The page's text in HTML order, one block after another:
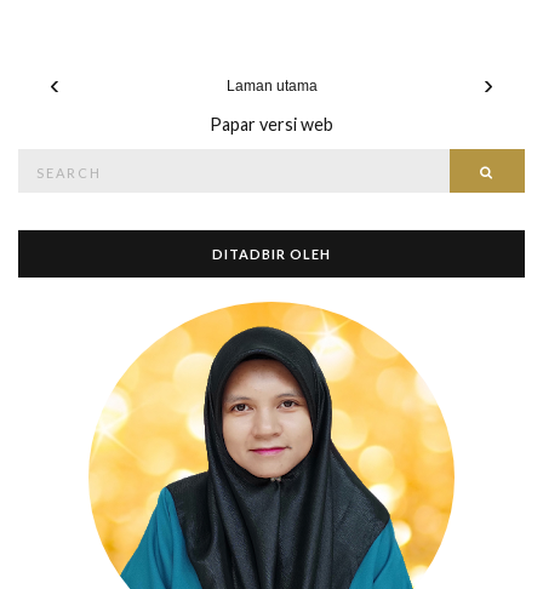
‹ ›
Laman utama
Papar versi web
for:
DITADBIR OLEH